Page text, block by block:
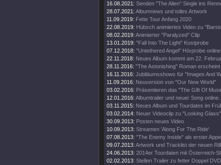
16.08.2021: Senden "The Alien" Single ins
28.07.2021: Albumnews und tolles Artwork
11.09.2019: Fette Tour Anfang 2020
22.08.2019: Hübsch animiertes Video zu
08.02.2019: Animierter "Paralyzed" Clip
13.01.2019: "Fall Into The Light" Kostprobe
07.12.2018: "Untethered Angel" Hörprobe online
22.11.2018: Neues Album kommt am 22.
28.11.2016: "The Astonishing" Roman erscheint
16.11.2016: Jubiläumsshows für "Images And
11.09.2016: Neuversion von "Our New World"
03.02.2016: Präsentieren das "The Gift Of
12.01.2016: Albumtrailer und neuer Song online.
03.11.2015: Neues Album und Tourdates im
03.02.2014: Neuer Videoclip zu "Looking
30.09.2013: Posten neues Video
10.09.2013: Streamen 'Along For The Ride'
07.08.2013: "The Enemy Inside" als erster
09.07.2013: Artwork und Tracklist der neuen
24.06.2013: 2014er Tourdaten mit Österreich-
02.02.2013: Stellen Trailer zu fetter Doppel